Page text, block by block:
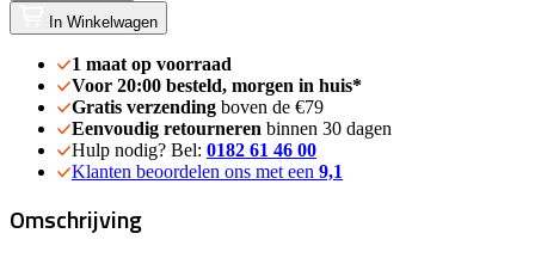
In Winkelwagen
1 maat op voorraad
Voor 20:00 besteld, morgen in huis*
Gratis verzending boven de €79
Eenvoudig retourneren binnen 30 dagen
Hulp nodig? Bel: 0182 61 46 00
Klanten beoordelen ons met een 9,1
Omschrijving